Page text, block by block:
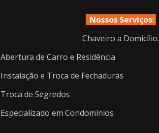
Nossos Serviços:
Chaveiro a Domicílio.
Abertura de Carro e Residência
Instalação e Troca de Fechaduras
Troca de Segredos
Especializado em Condomínios